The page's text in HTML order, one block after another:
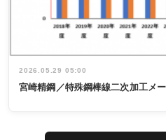
2026.05.29 05:00
宮崎精鋼／特殊鋼棒線二次加工メ